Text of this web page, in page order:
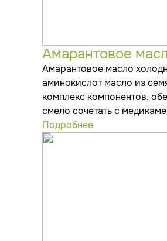
Амарантовое
Амарантовое масло
аминокислот масло из
комплекс компонентов,
смело сочетать с
Подробнее